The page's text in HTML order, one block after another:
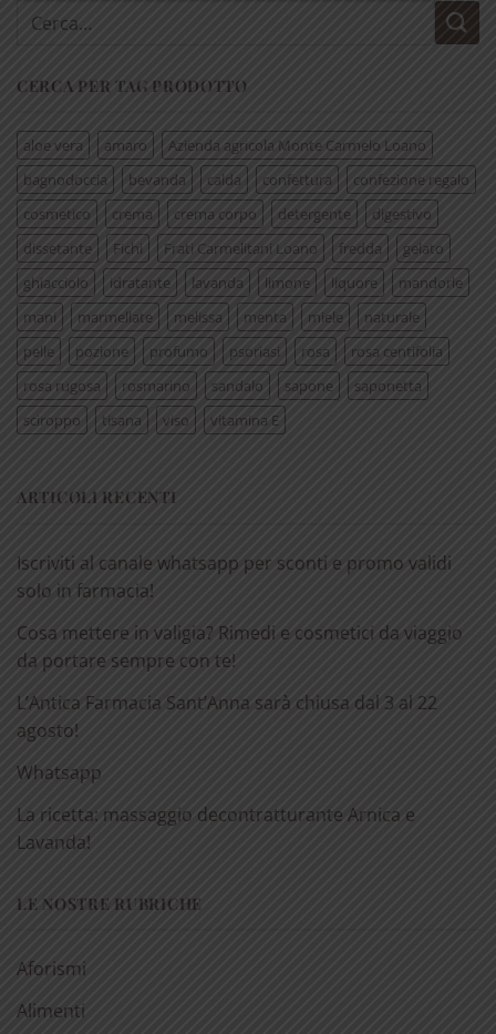
Cerca:
CERCA PER TAG PRODOTTO
aloe vera amaro
Azienda agricola Monte Carmelo Loano
bagnodoccia
bevanda calda confettura
confezione regalo
cosmetico
crema crema corpo detergente
digestivo
dissetante
Fichi Frati Carmelitani Loano fredda
gelato
ghiacciolo
idratante lavanda limone liquore
mandorle
mani
marmellate melissa menta miele
naturale
pelle
pozione profumo psoriasi rosa
rosa centifolia
rosa rugosa
rosmarino sandalo sapone
saponetta
sciroppo
tisana viso vitamina E
ARTICOLI RECENTI
Iscriviti al canale whatsapp per sconti e promo validi
solo in farmacia!
Cosa mettere in valigia? Rimedi e cosmetici da viaggio
da portare sempre con te!
L’Antica Farmacia Sant’Anna sarà chiusa dal 3 al 22
agosto!
Whatsapp
La ricetta: massaggio decontratturante Arnica e
Lavanda!
LE NOSTRE RUBRICHE
Aforismi
Alimenti